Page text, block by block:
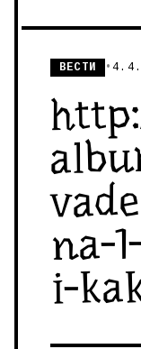
ВЕСТИ •
na-
i-